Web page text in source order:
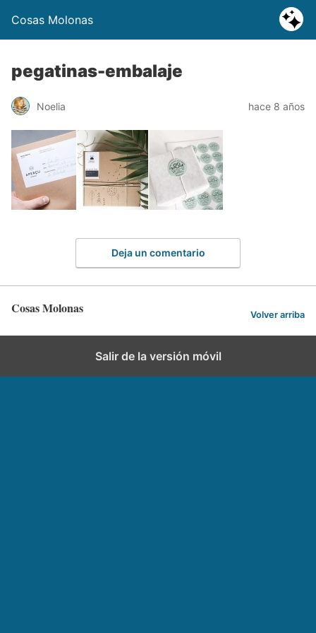
Cosas Molonas
pegatinas-embalaje
Noelia hace 8 años
Deja un comentario
Cosas Molonas Volver arriba
Salir de la versión móvil